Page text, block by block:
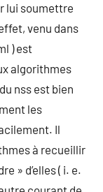
lui soumettre
venu dans
) est
algorithmes
nss est bien
les
Il
à recueillir
» d’elles ( i. e.